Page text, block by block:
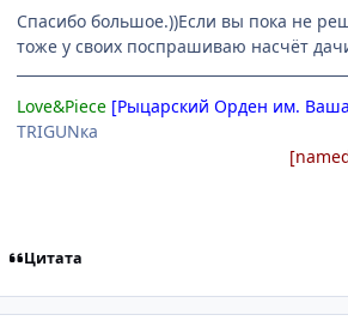
Спасибо большое.))Если вы пока не
тоже у своих поспрашиваю насчёт
Love&Piece [Рыцарский Орден им.
TRIGUNка
Цитата